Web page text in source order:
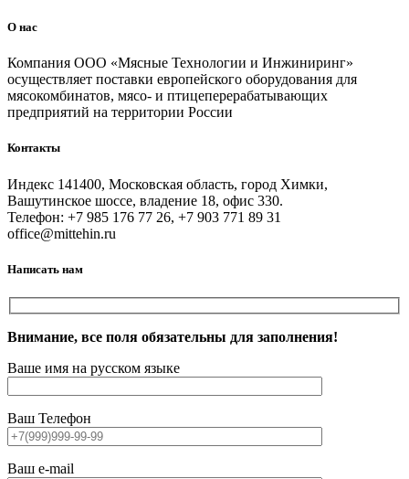
О нас
Компания ООО «Мясные Технологии и Инжиниринг»
осуществляет поставки европейского оборудования для
мясокомбинатов, мясо- и птицеперерабатывающих
предприятий на территории России
Контакты
Индекс 141400, Московская область, город Химки,
Вашутинское шоссе, владение 18, офис 330.
Телефон: +7 985 176 77 26, +7 903 771 89 31
office@mittehin.ru
Написать нам
Внимание, все поля обязательны для заполнения!
Ваше имя на русском языке
Ваш Телефон
Ваш e-mail